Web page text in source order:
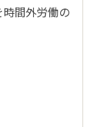
間外労働の